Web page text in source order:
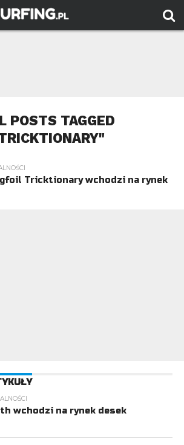
POSTS TAGGED
Tricktionary wchodzi na rynek
wchodzi na rynek desek